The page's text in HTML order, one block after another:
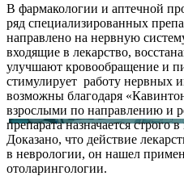
В фармакологии и аптечной
ряд специализированных
направлено на нервную
входящие в лекарство,
улучшают кровообращение и
стимулирует работу нервных
возможны благодаря
взрослыми по направлению и
препарата назначается строго
Доказано, что действие
в неврологии, он нашел
отоларингологии.